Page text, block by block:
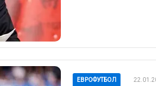
ЕВРОФУТБОЛ